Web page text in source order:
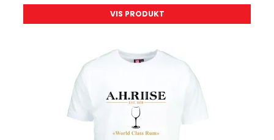
VIS PRODUKT